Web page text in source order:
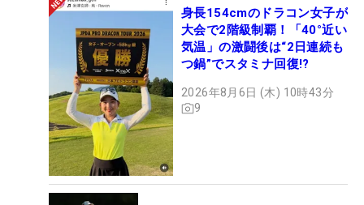
身長154cmのドラコン女子が
大会で2階級制覇！「40°近い
気温」の激闘後は“2日連続も
つ鍋”でスタミナ回復!?
2026年8月6日 (木) 10時43分
9